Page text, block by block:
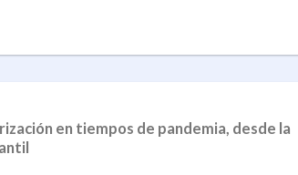
en tiempos de pandemia, desde la